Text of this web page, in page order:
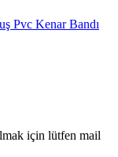
Pvc Kenar Bandı
için lütfen mail